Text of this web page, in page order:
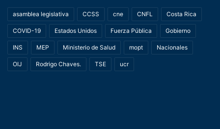
asamblea legislativa CCSS cne CNFL Costa Rica
COVID-19 Estados Unidos Fuerza Pública Gobierno
INS MEP Ministerio de Salud mopt Nacionales
OIJ Rodrigo Chaves. TSE ucr